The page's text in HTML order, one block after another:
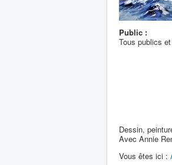
Public :
Tous publics
Dessin,
Avec Annie
Vous êtes ici :